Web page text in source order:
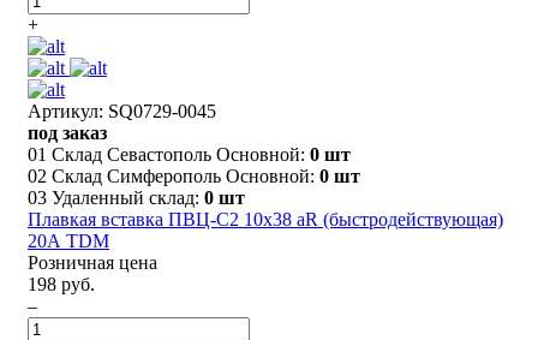
+
Артикул: SQ0729-0045
под заказ
01 Склад Севастополь Основной: 0 шт
02 Склад Симферополь Основной: 0 шт
03 Удаленный склад: 0 шт
Плавкая вставка ПВЦ-С2 10х38 aR (быстродействующая)
20А TDM
Розничная цена
198 руб.
–